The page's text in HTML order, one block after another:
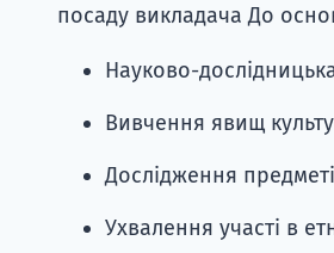
посаду викладача До
Науково-
Вивчення явищ
Дослідження
Ухвалення участі в